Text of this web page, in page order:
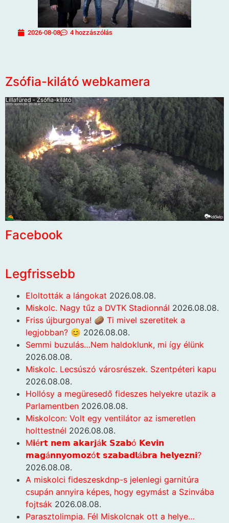
2026-08-08 4 hozzászólás
Zsófia-kilátó webkamera
Facebook
Legfrissebb
Eloltották a lángokat 2026.08.08.
Miskolc. Nagy tűz a DVTK Stadionnál 2026.08.08.
Friss újburgonya! 🥔 Ti mivel szeretitek a
legjobban? 😊 2026.08.08.
Semmi buzulás…Nem haldoklunk, mi így élünk
2026.08.08.
Miskolc. Lecsúszó városrészek. Szentpéteri kapu
2026.08.08.
Hollósy a megüresedő fideszes helyekre utazik a
Parlamentben 2026.08.08.
Miskolcon: Volt egy ventilátor az ismeretlen
holttestnél 2026.08.08.
M𝗶é𝗿𝘁 𝗻𝗲𝗺 𝗮𝗸𝗮𝗿𝗷á𝗸 𝗦𝘇𝗮𝗯ó 𝗞𝗲𝘃𝗶𝗻
𝗺𝗮𝗴á𝗻𝗻𝘆𝗼𝗺𝗼𝘇ó𝘁 𝘀𝘇𝗮𝗯𝗮𝗱𝗹á𝗯𝗿𝗮 𝗵𝗲𝗹𝘆𝗲𝘇𝗻𝗶?
2026.08.08.
A miskolci fideszeskdnp-s jelenlegi garnitúra
csupán annyira képes, hogy egymást a Szinvába
fojtsák 2026.08.08.
Parasztolimpia. Fél Miskolcnak ott a helye…